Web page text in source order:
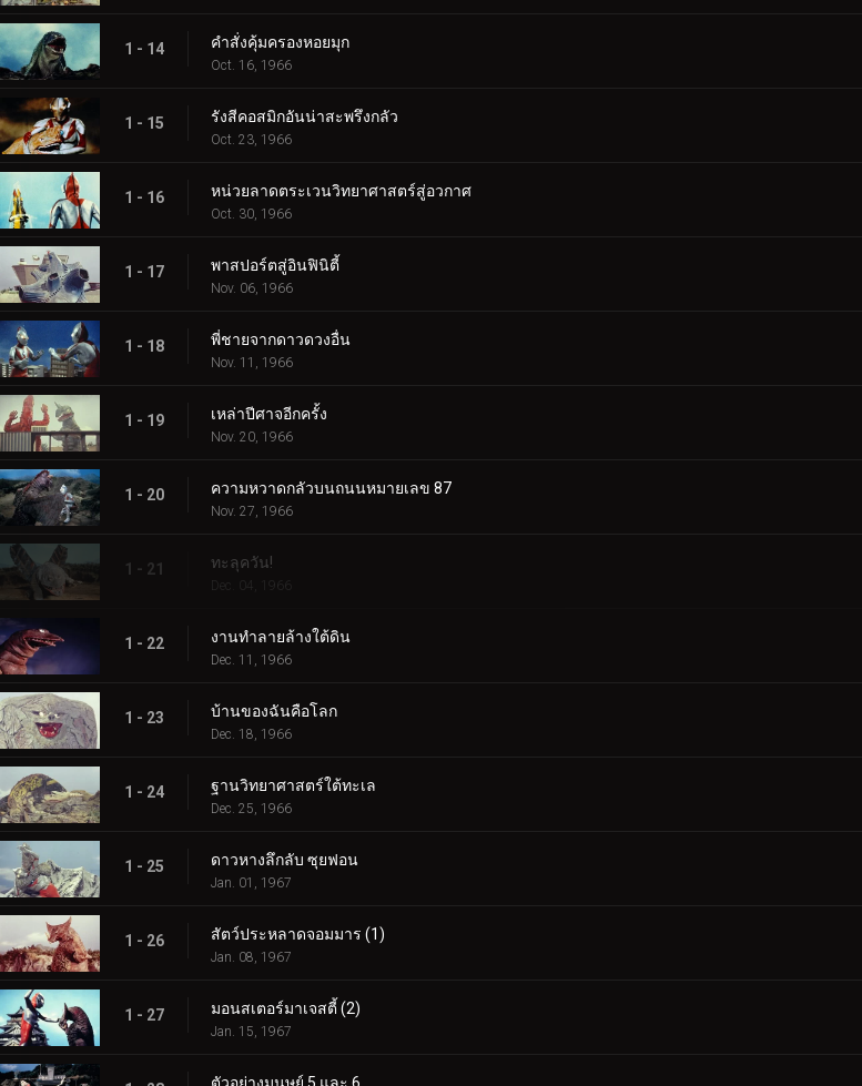
1 - 14 คำสั่งคุ้มครองหอยมุก
Oct. 16, 1966
1 - 15 รังสีคอสมิกอันน่าสะพรึงกลัว
Oct. 23, 1966
1 - 16 หน่วยลาดตระเวนวิทยาศาสตร์สู่อวกาศ
Oct. 30, 1966
1 - 17 พาสปอร์ตสู่อินฟินิตี้
Nov. 06, 1966
1 - 18 พี่ชายจากดาวดวงอื่น
Nov. 11, 1966
1 - 19 เหล่าปีศาจอีกครั้ง
Nov. 20, 1966
1 - 20 ความหวาดกลัวบนถนนหมายเลข 87
Nov. 27, 1966
1 - 21 ทะลุควัน!
Dec. 04, 1966
1 - 22 งานทำลายล้างใต้ดิน
Dec. 11, 1966
1 - 23 บ้านของฉันคือโลก
Dec. 18, 1966
1 - 24 ฐานวิทยาศาสตร์ใต้ทะเล
Dec. 25, 1966
1 - 25 ดาวหางลึกลับ ซุยฟอน
Jan. 01, 1967
1 - 26 สัตว์ประหลาดจอมมาร (1)
Jan. 08, 1967
1 - 27 มอนสเตอร์มาเจสตี้ (2)
Jan. 15, 1967
ตัวอย่างมนุษย์ 5 และ 6